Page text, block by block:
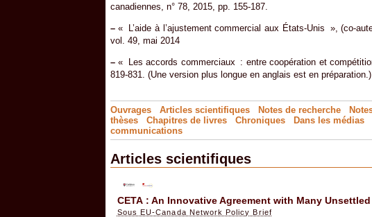
canadiennes, n° 78, 2015, pp. 155-187.
–« L’aide à l’ajustement commercial aux États-Unis », (co-
vol. 49, mai 2014
–« Les accords commerciaux : entre coopération et
819-831. (Une version plus longue en anglais est en préparation.)
Ouvrages Articles scientifiques Notes de recherche
thèses
Chapitres de livres Chroniques Dans les médias
communications
Articles scientifiques
CETA : An Innovative Agreement with Many
Sous EU-Canada Network Policy Brief